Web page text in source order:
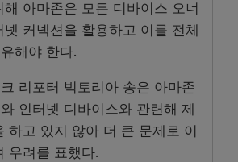
아마존은 모든 디바이스 오너
넷 커넥션을 활용하고 이를 전체
해야 한다.
리포터 빅토리아 송은 아마존
인터넷 디바이스와 관련해 제
하고 있지 않아 더 큰 문제로 이
우려를 표했다.